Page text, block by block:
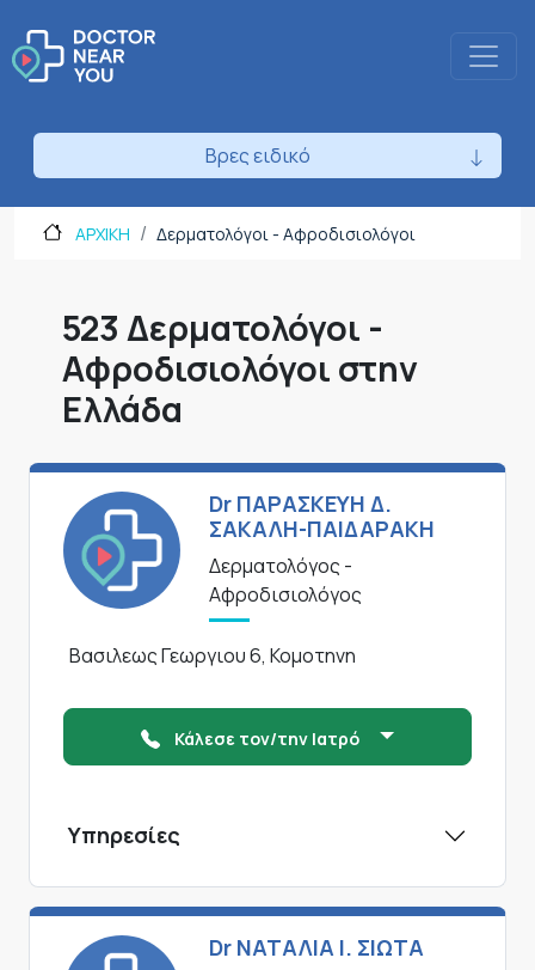
Βρες ειδικό
ΑΡΧΙΚΗ Δερματολόγοι - Αφροδισιολόγοι
523 Δερματολόγοι -
Αφροδισιολόγοι στην
Ελλάδα
Dr ΠΑΡΑΣΚΕΥΗ Δ.
ΣΑΚΑΛΗ-ΠΑΙΔΑΡΑΚΗ
Δερματολόγος -
Αφροδισιολόγος
Βασιλεως Γεωργιου 6, Κομοτηνη
Κάλεσε τον/την Ιατρό
Υπηρεσίες
Dr ΝΑΤΑΛΙΑ Ι. ΣΙΩΤΑ